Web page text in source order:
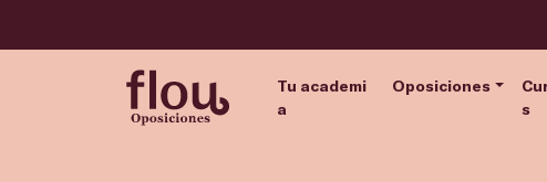
Tu academi
a
Oposiciones
s